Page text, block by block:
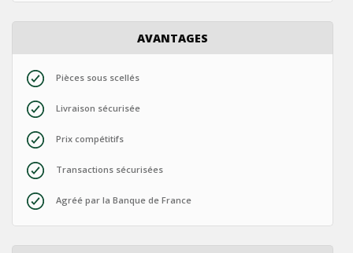
AVANTAGES
Pièces sous scellés
Livraison sécurisée
Prix compétitifs
Transactions sécurisées
Agréé par la Banque de France